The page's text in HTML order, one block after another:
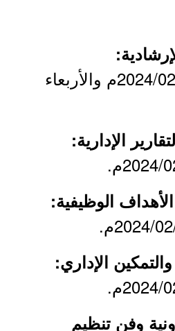
- يومي الثلاثاء 2024/02/06م والأربعاء
وفن تنظيم